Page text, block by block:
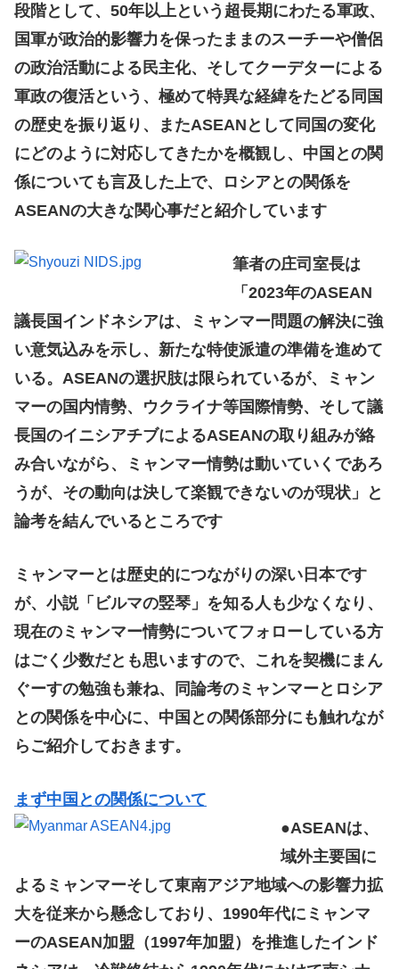
段階として、50年以上という超長期にわたる軍政、
国軍が政治的影響力を保ったままのスーチーや僧侶
の政治活動による民主化、そしてクーデターによる
軍政の復活という、極めて特異な経緯をたどる同国
の歴史を振り返り、またASEANとして同国の変化
にどのように対応してきたかを概観し、中国との関
係についても言及した上で、ロシアとの関係を
ASEANの大きな関心事だと紹介しています
筆者の庄司室長は
「2023年のASEAN
議長国インドネシアは、ミャンマー問題の解決に強
い意気込みを示し、新たな特使派遣の準備を進めて
いる。ASEANの選択肢は限られているが、ミャン
マーの国内情勢、ウクライナ等国際情勢、そして議
長国のイニシアチブによるASEANの取り組みが絡
み合いながら、ミャンマー情勢は動いていくであろ
うが、その動向は決して楽観できないのが現状」と
論考を結んでいるところです
ミャンマーとは歴史的につながりの深い日本です
が、小説「ビルマの竪琴」を知る人も少なくなり、
現在のミャンマー情勢についてフォローしている方
はごく少数だとも思いますので、これを契機にまん
ぐーすの勉強も兼ね、同論考のミャンマーとロシア
との関係を中心に、中国との関係部分にも触れなが
らご紹介しておきます。
まず中国との関係について
●ASEANは、
域外主要国に
よるミャンマーそして東南アジア地域への影響力拡
大を従来から懸念しており、1990年代にミャンマ
ーのASEAN加盟（1997年加盟）を推進したインド